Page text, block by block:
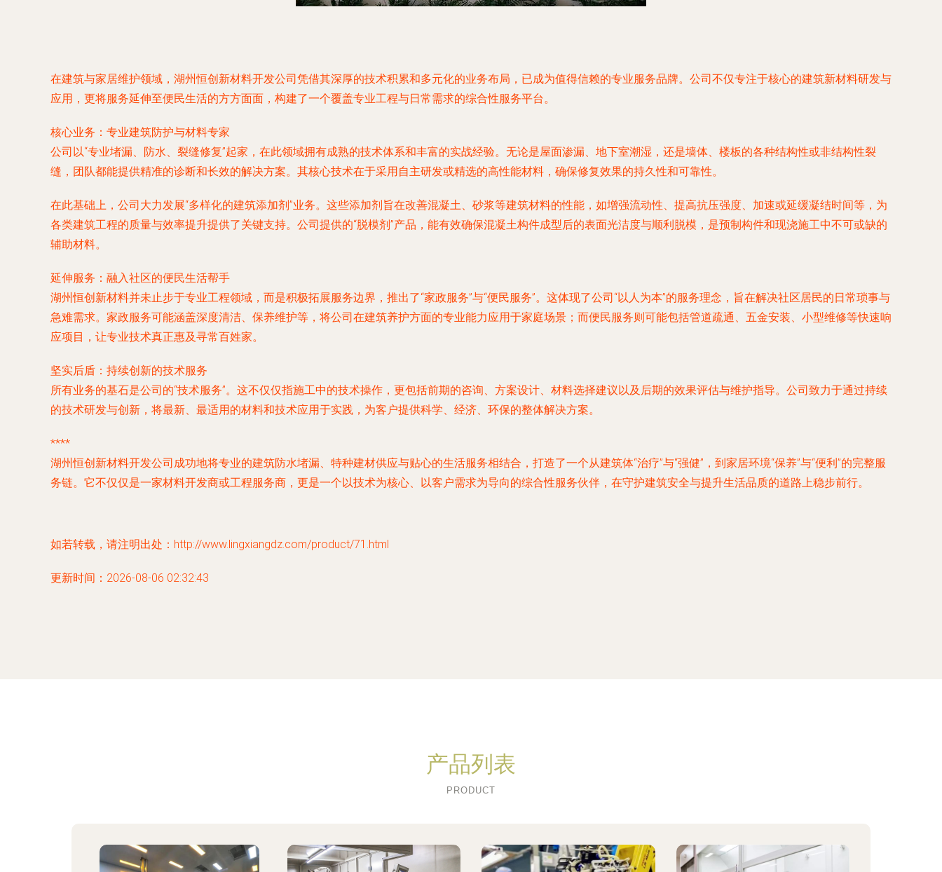
在建筑与家居维护领域，湖州恒创新材料开发公司凭借其深厚的技术积累和多元化的业务布局，已成为值得信赖的专业服务品牌。公司不仅专注于核心的建筑新材料研发与
应用，更将服务延伸至便民生活的方方面面，构建了一个覆盖专业工程与日常需求的综合性服务平台。
核心业务：专业建筑防护与材料专家
公司以“专业堵漏、防水、裂缝修复”起家，在此领域拥有成熟的技术体系和丰富的实战经验。无论是屋面渗漏、地下室潮湿，还是墙体、楼板的各种结构性或非结构性裂
缝，团队都能提供精准的诊断和长效的解决方案。其核心技术在于采用自主研发或精选的高性能材料，确保修复效果的持久性和可靠性。
在此基础上，公司大力发展“多样化的建筑添加剂”业务。这些添加剂旨在改善混凝土、砂浆等建筑材料的性能，如增强流动性、提高抗压强度、加速或延缓凝结时间等，为
各类建筑工程的质量与效率提升提供了关键支持。公司提供的“脱模剂”产品，能有效确保混凝土构件成型后的表面光洁度与顺利脱模，是预制构件和现浇施工中不可或缺的
辅助材料。
延伸服务：融入社区的便民生活帮手
湖州恒创新材料并未止步于专业工程领域，而是积极拓展服务边界，推出了“家政服务”与“便民服务”。这体现了公司“以人为本”的服务理念，旨在解决社区居民的日常琐事与
急难需求。家政服务可能涵盖深度清洁、保养维护等，将公司在建筑养护方面的专业能力应用于家庭场景；而便民服务则可能包括管道疏通、五金安装、小型维修等快速响
应项目，让专业技术真正惠及寻常百姓家。
坚实后盾：持续创新的技术服务
所有业务的基石是公司的“技术服务”。这不仅仅指施工中的技术操作，更包括前期的咨询、方案设计、材料选择建议以及后期的效果评估与维护指导。公司致力于通过持续
的技术研发与创新，将最新、最适用的材料和技术应用于实践，为客户提供科学、经济、环保的整体解决方案。
****
湖州恒创新材料开发公司成功地将专业的建筑防水堵漏、特种建材供应与贴心的生活服务相结合，打造了一个从建筑体“治疗”与“强健”，到家居环境“保养”与“便利”的完整服
务链。它不仅仅是一家材料开发商或工程服务商，更是一个以技术为核心、以客户需求为导向的综合性服务伙伴，在守护建筑安全与提升生活品质的道路上稳步前行。
如若转载，请注明出处：http://www.lingxiangdz.com/product/71.html
更新时间：2026-08-06 02:32:43
产品列表
PRODUCT